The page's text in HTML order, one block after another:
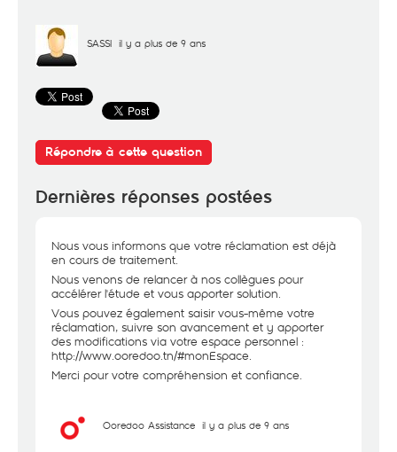
SASSI il y a plus de 9 ans
Répondre à cette question
Dernières réponses postées
Nous vous informons que votre réclamation est déjà
en cours de traitement.
Nous venons de relancer à nos collègues pour
accélérer l'étude et vous apporter solution.
Vous pouvez également saisir vous-même votre
réclamation, suivre son avancement et y apporter
des modifications via votre espace personnel :
http://www.ooredoo.tn/#monEspace.
Merci pour votre compréhension et confiance.
Ooredoo Assistance il y a plus de 9 ans